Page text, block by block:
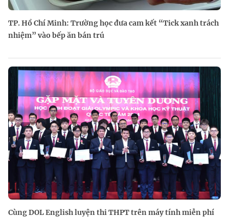
TP. Hồ Chí Minh: Trường học đưa cam kết “Tick xanh trách
nhiệm” vào bếp ăn bán trú
Cùng DOL English luyện thi THPT trên máy tính miễn phí